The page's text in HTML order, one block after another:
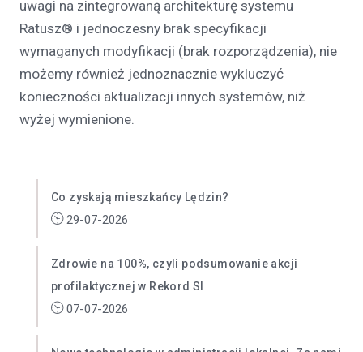
uwagi na zintegrowaną architekturę systemu
Ratusz® i jednoczesny brak specyfikacji
wymaganych modyfikacji (brak rozporządzenia), nie
możemy również jednoznacznie wykluczyć
konieczności aktualizacji innych systemów, niż
wyżej wymienione.
Co zyskają mieszkańcy Lędzin?
29-07-2026
Zdrowie na 100%, czyli podsumowanie akcji
profilaktycznej w Rekord SI
07-07-2026